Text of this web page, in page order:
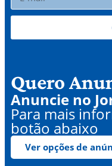
Quero
Anuncie no
Para mais
botão abaixo
Ver opções de